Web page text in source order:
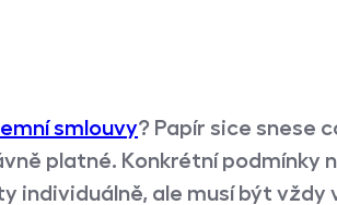
smlouvy? Papír sice snese
platné. Konkrétní podmínky
individuálně, ale musí být vždy